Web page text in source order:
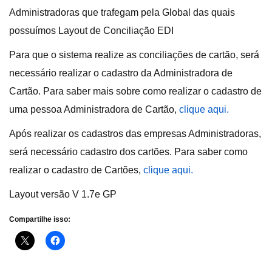
Administradoras que trafegam pela Global das quais
possuímos Layout de Conciliação EDI
Para que o sistema realize as conciliações de cartão, será
necessário realizar o cadastro da Administradora de
Cartão. Para saber mais sobre como realizar o cadastro de
uma pessoa Administradora de Cartão, clique aqui.
Após realizar os cadastros das empresas Administradoras,
será necessário cadastro dos cartões. Para saber como
realizar o cadastro de Cartões, clique aqui.
Layout versão V 1.7e GP
Compartilhe isso: